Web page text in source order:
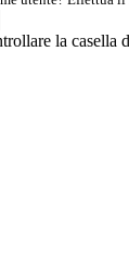
la casella